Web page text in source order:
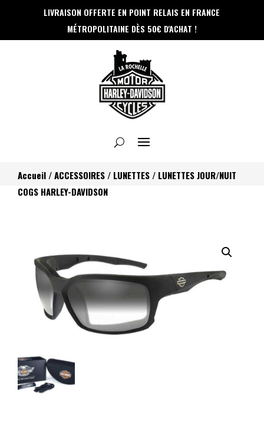
Panneau de gestion des cookies
LIVRAISON OFFERTE EN POINT RELAIS EN FRANCE
MÉTROPOLITAINE DÈS 50€ D'ACHAT !
Accueil /ACCESSOIRES / LUNETTES / LUNETTES JOUR/NUIT
COGS HARLEY-DAVIDSON